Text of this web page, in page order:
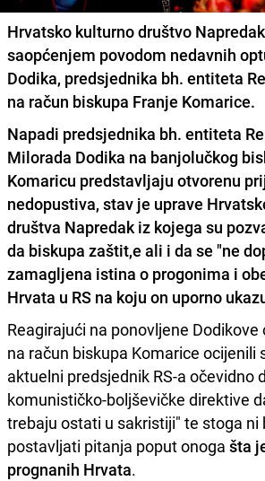
Hrvatsko kulturno društvo
saopćenjem povodom nedavnih
Dodika, predsjednika bh. entiteta
na račun biskupa Franje Komarice.
Napadi predsjednika bh. entiteta
Milorada Dodika na banjolučkog
Komaricu predstavljaju otvorenu
nedopustiva, stav je uprave
društva Napredak iz kojega su
da biskupa zaštit,e ali i da se "ne
zamagljena istina o progonima i
Hrvata u RS na koju on uporno
Reagirajući na ponovljene
na račun biskupa Komarice ocijenili
aktuelni predsjednik RS-a očevidno
komunističko-boljševičke direktive
trebaju ostati u sakristiji" te stoga ni
postavljati pitanja poput onoga šta
prognanih Hrvata.